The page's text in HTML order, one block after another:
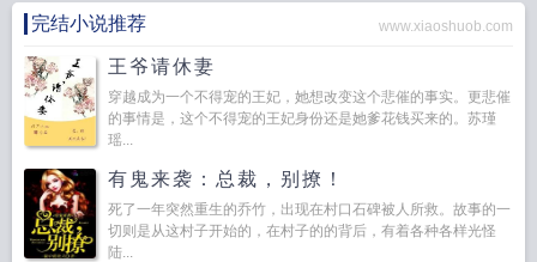
完结小说推荐 www.xiaoshuob.com
王爷请休妻
穿越成为一个不得宠的王妃，她想改变这个悲催的事实。更悲催
的事情是，这个不得宠的王妃身份还是她爹花钱买来的。苏瑾
瑶...
有鬼来袭：总裁，别撩！
死了一年突然重生的乔竹，出现在村口石碑被人所救。故事的一
切则是从这村子开始的，在村子的的背后，有着各种各样光怪
陆...